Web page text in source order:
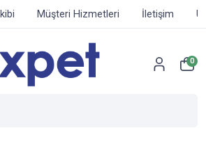
Müşteri Hizmetleri İletişim
0